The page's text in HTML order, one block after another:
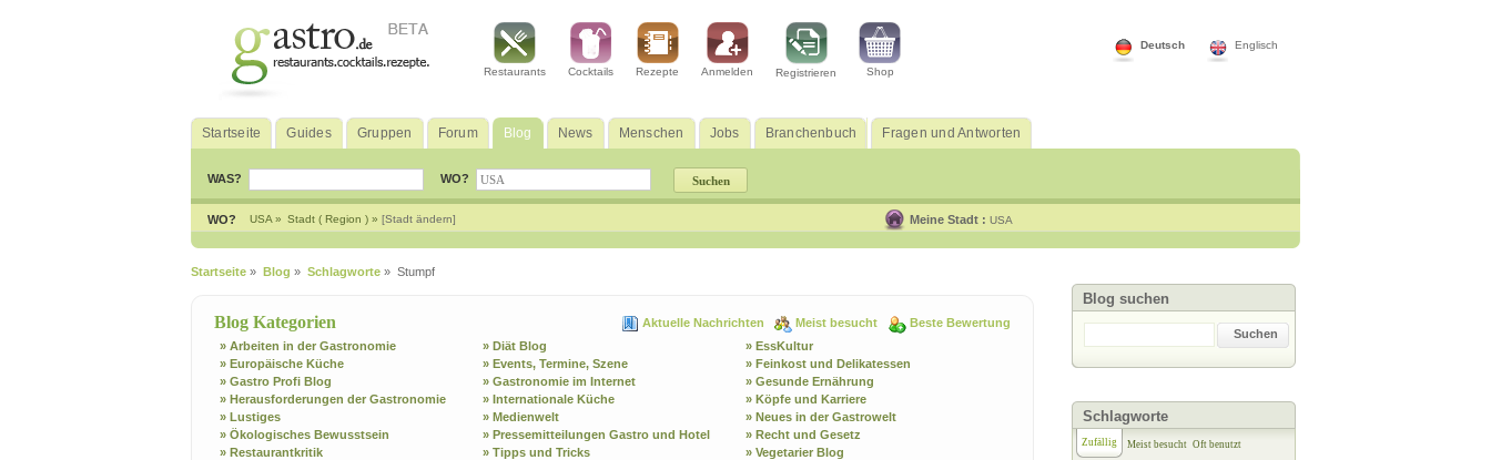
Englisch
Deutsch
Restaurants Cocktails Rezepte Anmelden Registrieren Shop
Startseite Guides Gruppen Forum Blog News Menschen Jobs Branchenbuch Fragen und Antworten
WAS? WO?
WO? USA » Stadt ( Region ) » [Stadt ändern] Meine Stadt : USA
Startseite » Blog » Schlagworte » Stumpf
Aktuelle Nachrichten Meist besucht Beste Bewertung
Blog Kategorien
» Arbeiten in der Gastronomie » Diät Blog
» EssKultur
» Europäische Küche
» Events, Termine, Szene
» Feinkost und Delikatessen
» Gastro Profi Blog
» Gastronomie im Internet
» Gesunde Ernährung
» Herausforderungen der Gastronomie
» Internationale Küche
» Köpfe und Karriere
» Lustiges
» Medienwelt
» Neues in der Gastrowelt
» Ökologisches Bewusstsein
» Pressemitteilungen Gastro und Hotel
» Recht und Gesetz
» Restaurantkritik
» Tipps und Tricks
» Vegetarier Blog
Blog suchen
Suchen
Schlagworte
Zufällig Meist besucht Oft benutzt